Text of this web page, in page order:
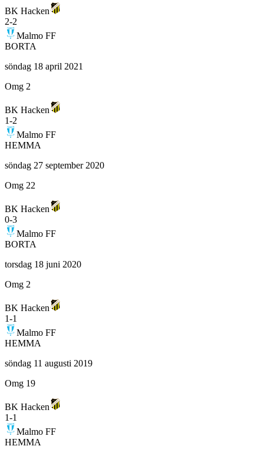
BK Hacken
2-2
Malmo FF
BORTA
söndag 18 april 2021
Omg 2
BK Hacken
1-2
Malmo FF
HEMMA
söndag 27 september 2020
Omg 22
BK Hacken
0-3
Malmo FF
BORTA
torsdag 18 juni 2020
Omg 2
BK Hacken
1-1
Malmo FF
HEMMA
söndag 11 augusti 2019
Omg 19
BK Hacken
1-1
Malmo FF
HEMMA